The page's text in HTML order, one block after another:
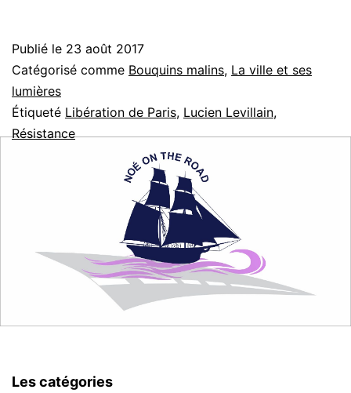
Publié le 23 août 2017
Catégorisé comme Bouquins malins, La ville et ses
lumières
Étiqueté Libération de Paris, Lucien Levillain,
Résistance
Les catégories